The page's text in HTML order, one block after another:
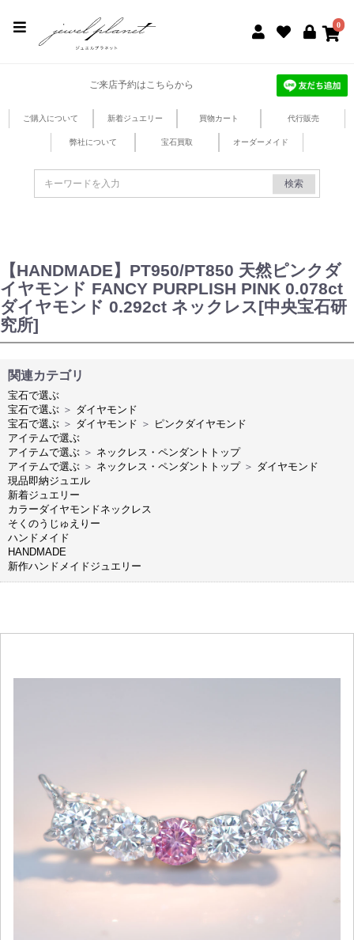
0
ご来店予約はこちらから
ご購入について 新着ジュエリー 買物カート 代行販売
弊社について 宝石買取 オーダーメイド
検索
【HANDMADE】PT950/PT850 天然ピンクダ
イヤモンド FANCY PURPLISH PINK 0.078ct
ダイヤモンド 0.292ct ネックレス[中央宝石研
究所]
関連カテゴリ
宝石で選ぶ
宝石で選ぶ ＞ ダイヤモンド
宝石で選ぶ ＞ ダイヤモンド ＞ ピンクダイヤモンド
アイテムで選ぶ
アイテムで選ぶ ＞ ネックレス・ペンダントトップ
アイテムで選ぶ ＞ ネックレス・ペンダントトップ ＞ ダイヤモンド
現品即納ジュエル
新着ジュエリー
カラーダイヤモンドネックレス
そくのうじゅえりー
ハンドメイド
HANDMADE
新作ハンドメイドジュエリー